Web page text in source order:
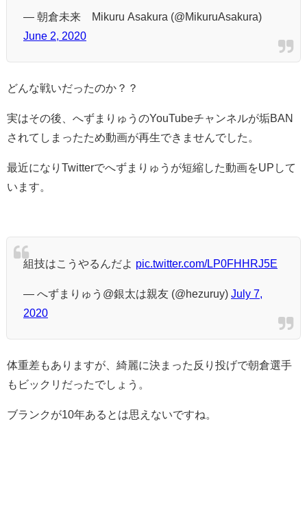
— 朝倉未来 Mikuru Asakura (@MikuruAsakura)
June 2, 2020
どんな戦いだったのか？？
実はその後、へずまりゅうのYouTubeチャンネルが垢BAN
されてしまったため動画が再生できませんでした。
最近になりTwitterでへずまりゅうが短縮した動画をUPして
います。
組技はこうやるんだよ pic.twitter.com/LP0FHHRJ5E
— へずまりゅう@銀太は親友 (@hezuruy) July 7,
2020
体重差もありますが、綺麗に決まった反り投げで朝倉選手
もビックリだったでしょう。
ブランクが10年あるとは思えないですね。